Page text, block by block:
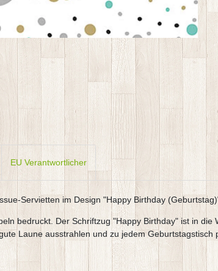
EU Verantwortlicher
Servietten im Design "Happy Birthday
bedruckt. Der Schriftzug "Happy Birthday" ist in
Laune ausstrahlen und zu jedem Geburtstagstisch